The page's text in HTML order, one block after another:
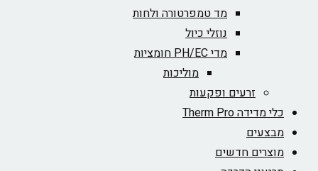
מד טמפרטורה ולחות
נוזלי כיול
מדי PH/EC חומציות
מוליכות
זרעים ופקעות
כלי מדידה Therm Pro
מבצעים
מוצרים חדשים